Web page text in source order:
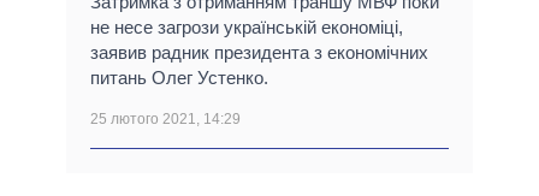
не несе загрози українській економіці,
заявив радник президента з економічних
питань Олег Устенко.
25 лютого 2021, 14:29